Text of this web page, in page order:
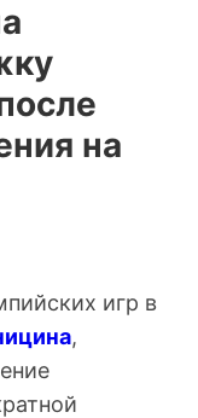
на
игр в
,